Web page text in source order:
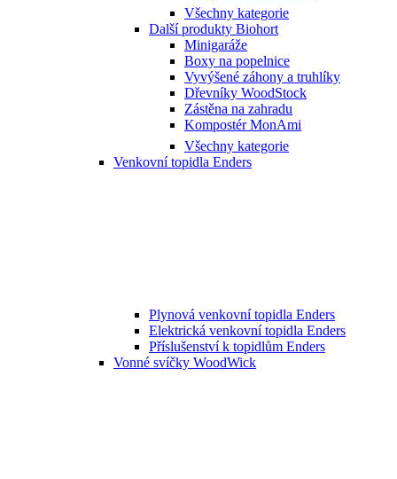
Všechny kategorie
Další produkty Biohort
Minigaráže
Boxy na popelnice
Vyvýšené záhony a truhlíky
Dřevníky WoodStock
Zástěna na zahradu
Kompostér MonAmi
Všechny kategorie
Venkovní topidla Enders
Plynová venkovní topidla Enders
Elektrická venkovní topidla Enders
Příslušenství k topidlům Enders
Vonné svíčky WoodWick